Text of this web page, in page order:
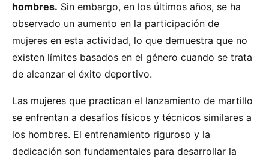
hombres. Sin embargo, en los últimos años, se ha
observado un aumento en la participación de
mujeres en esta actividad, lo que demuestra que no
existen límites basados en el género cuando se trata
de alcanzar el éxito deportivo.
Las mujeres que practican el lanzamiento de martillo
se enfrentan a desafíos físicos y técnicos similares a
los hombres. El entrenamiento riguroso y la
dedicación son fundamentales para desarrollar la